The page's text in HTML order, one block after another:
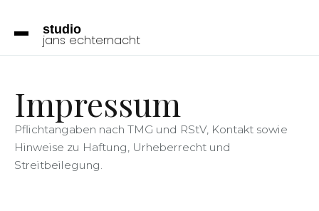
studio
jans echternacht
Impressum
Pflichtangaben nach TMG und RStV, Kontakt sowie
Hinweise zu Haftung, Urheberrecht und
Streitbeilegung.